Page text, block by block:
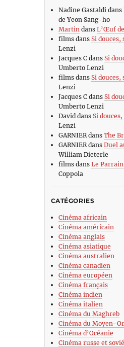
Nadine Gastaldi dans
de Yeon Sang-ho
Martin dans L’Œuf
filmsdans Si douces,
Lenzi
Jacques Cdans Si
Umberto Lenzi
filmsdans Si douces,
Lenzi
Jacques Cdans Si
Umberto Lenzi
David dans Si
Lenzi
GARNIERdans The
GARNIERdans Duel
William Dieterle
filmsdans Le Parrain
Coppola
CATÉGORIES
Cinéma africain
Cinéma américain
Cinéma anglais
Cinéma asiatique
Cinéma australien
Cinéma canadien
Cinéma européen
Cinéma français
Cinéma indien
Cinéma italien
Cinéma du Maghreb
Cinéma du Moyen-
Cinéma d’Océanie
Cinéma russe et